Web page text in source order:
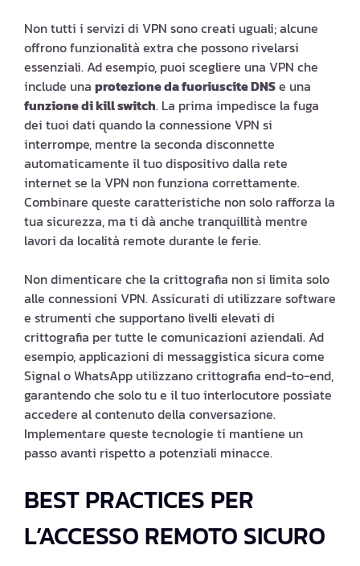
Non tutti i servizi di VPN sono creati uguali; alcune
offrono funzionalità extra che possono rivelarsi
essenziali. Ad esempio, puoi scegliere una VPN che
include una protezione da fuoriuscite DNSe una
funzione di kill switch. La prima impedisce la fuga
dei tuoi dati quando la connessione VPN si
interrompe, mentre la seconda disconnette
automaticamente il tuo dispositivo dalla rete
internet se la VPN non funziona correttamente.
Combinare queste caratteristiche non solo rafforza la
tua sicurezza, ma ti dà anche tranquillità mentre
lavori da località remote durante le ferie.
Non dimenticare che la crittografia non si limita solo
alle connessioni VPN. Assicurati di utilizzare software
e strumenti che supportano livelli elevati di
crittografia per tutte le comunicazioni aziendali. Ad
esempio, applicazioni di messaggistica sicura come
Signal o WhatsApp utilizzano crittografia end-to-end,
garantendo che solo tu e il tuo interlocutore possiate
accedere al contenuto della conversazione.
Implementare queste tecnologie ti mantiene un
passo avanti rispetto a potenziali minacce.
BEST PRACTICES PER
L’ACCESSO REMOTO SICURO